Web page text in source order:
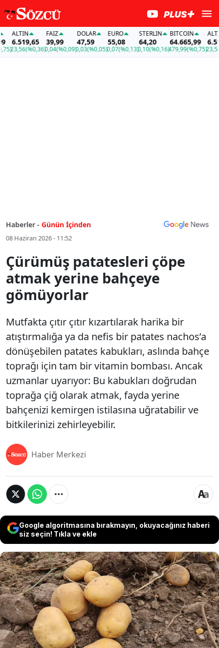
ALTIN
6.519,65
23,56(%0,36)
FAİZ
39,99
0,04(%0,09)
DOLAR
47,59
0,03(%0,05)
EURO
55,08
0,07(%0,13)
STERLIN
64,20
0,10(%0,16)
BITCOIN
64.665,99
479,99(%0,75)
ALTIN
23,56
Haberler - Günün İçinden
08 Haziran 2026 - 11:52
Çürümüş patatesleri çöpe
atmak yerine bahçeye
gömüyorlar
Mutfakta çıtır çıtır kızartılarak harika bir
atıştırmalığa ya da nefis bir patates nachos’a
dönüşebilen patates kabukları, aslında bahçe
toprağı için tam bir vitamin bombası. Ancak
uzmanlar uyarıyor: Bu kabukları doğrudan
toprağa çiğ olarak atmak, fayda yerine
bahçenizi kemirgen istilasına uğratabilir ve
bitkilerinizi zehirleyebilir.
Haber Merkezi
Google algoritmasına bırakmayın, okuyacağınız haberi
siz seçin! Tıkla ve ekle
Mutfakta çıtır çıtır kızartılarak harika bir
atıştırmalığa ya da nefis bir patates nachos’a
dönüşebilen patates kabukları, aslında bahçe
toprağı için tam bir vitamin bombası. Ancak
uzmanlar uyarıyor: Bu kabukları doğrudan
toprağa çiğ olarak atmak, fayda yerine bahçenizi
kemirgen istilasına uğratabilir ve bitkilerinizi